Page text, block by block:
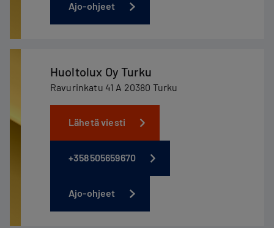
Ajo-ohjeet
Huoltolux Oy Turku
Ravurinkatu 41 A 20380 Turku
Lähetä viesti
+358505659670
Ajo-ohjeet